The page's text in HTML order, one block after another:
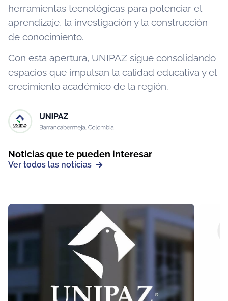
herramientas tecnológicas para potenciar el
aprendizaje, la investigación y la construcción
de conocimiento.
Con esta apertura, UNIPAZ sigue consolidando
espacios que impulsan la calidad educativa y el
crecimiento académico de la región.
Noticias que te pueden interesar
Ver todos las noticias